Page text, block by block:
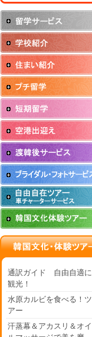
通訳ガイド 自由自適に
観光！
水原カルビを食べる！ツ
アー
汗蒸幕＆アカスリ＆オイ